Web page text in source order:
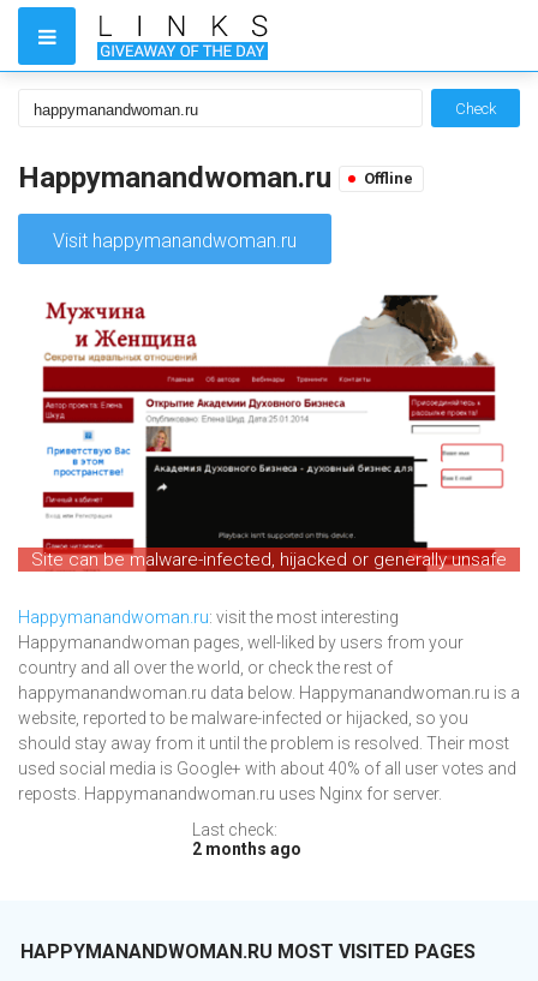
Check
Happymanandwoman.ru Offline
Visit happymanandwoman.ru
Site can be malware-infected, hijacked or generally unsafe
Happymanandwoman.ru: visit the most interesting
Happymanandwoman pages, well-liked by users from your
country and all over the world, or check the rest of
happymanandwoman.ru data below. Happymanandwoman.ru is a
website, reported to be malware-infected or hijacked, so you
should stay away from it until the problem is resolved. Their most
used social media is Google+ with about 40% of all user votes and
reposts. Happymanandwoman.ru uses Nginx for server.
Last check:
2 months ago
HAPPYMANANDWOMAN.RU MOST VISITED PAGES